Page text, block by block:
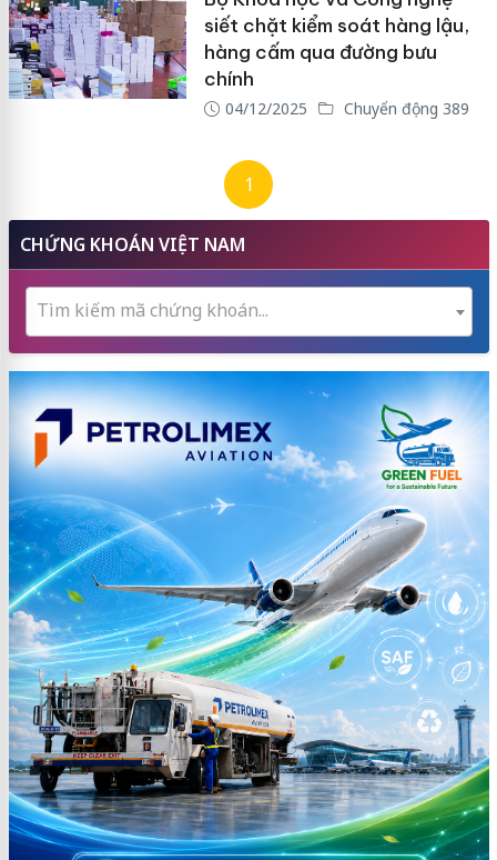
siết chặt kiểm soát hàng lậu,
hàng cấm qua đường bưu
chính
04/12/2025 Chuyển động 389
1
CHỨNG KHOÁN VIỆT NAM
Tìm kiếm mã chứng khoán...